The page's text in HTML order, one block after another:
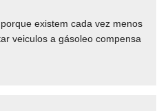
existem cada vez menos
veiculos a gásoleo compensa